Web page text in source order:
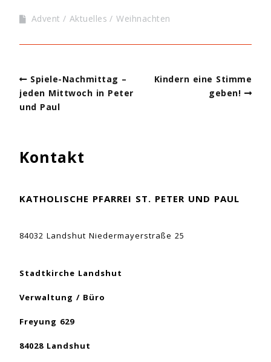
Advent Aktuelles Weihnachten
Spiele-Nachmittag –
jeden Mittwoch in Peter
und Paul
Kindern eine Stimme
geben!
Kontakt
KATHOLISCHE PFARREI ST. PETER UND PAUL
84032 Landshut Niedermayerstraße 25
Stadtkirche Landshut
Verwaltung / Büro
Freyung 629
84028 Landshut